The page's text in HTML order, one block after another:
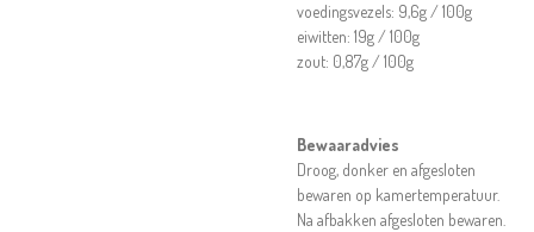
voedingsvezels: 9,6g / 100g
eiwitten: 19g / 100g
zout: 0,87g / 100g
Bewaaradvies
Droog, donker en afgesloten
bewaren op kamertemperatuur.
Na afbakken afgesloten bewaren.